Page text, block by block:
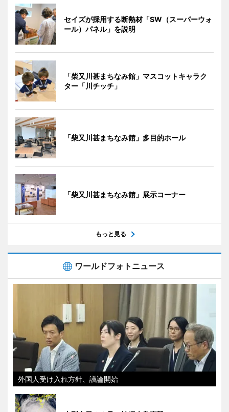
セイズが採用する断熱材「SW（スーパーウォ
ール）パネル」を説明
「柴又川甚まちなみ館」マスコットキャラク
ター「川チッチ」
「柴又川甚まちなみ館」多目的ホール
「柴又川甚まちなみ館」展示コーナー
もっと見る
ワールドフォトニュース
外国人受け入れ方針、議論開始